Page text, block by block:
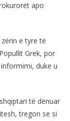
apo
e tyre të
Grek, por
duke u
të dënuar
tregon se si